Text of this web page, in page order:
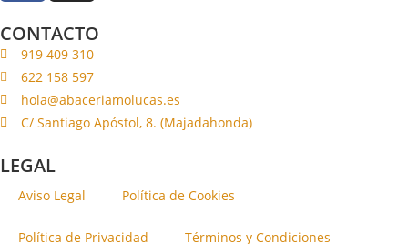
CONTACTO
919 409 310
622 158 597
hola@abaceriamolucas.es
C/ Santiago Apóstol, 8. (Majadahonda)
LEGAL
Aviso Legal Política de Cookies
Política de Privacidad Términos y Condiciones